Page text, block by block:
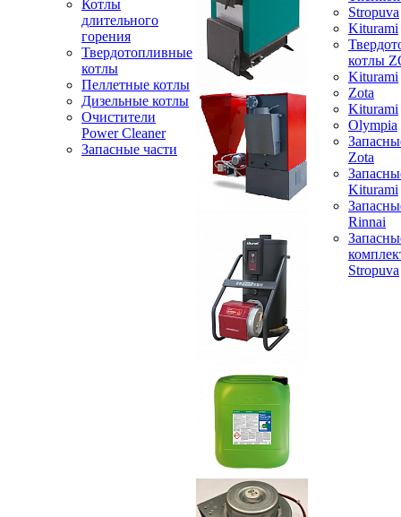
Котлы
длительного
горения
Твердотопливные
котлы
Пеллетные котлы
Дизельные котлы
Очистители
Power Cleaner
Запасные части
Stropuva
Kiturami
котлы
Kiturami
Zota
Kiturami
Olympia
Zota
Kiturami
Rinnai
Stropuva